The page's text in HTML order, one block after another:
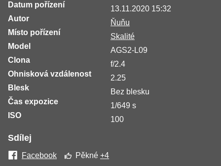
Datum pořízení
13.11.2020 15:32
Autor
Ňuňu
Místo pořízení
Skalité
Model
AGS2-L09
Clona
f/2.4
Ohnisková vzdálenost
2.25
Blesk
Bez blesku
Čas expozice
1/649 s
ISO
100
Sdílej
Facebook Pěkné+4